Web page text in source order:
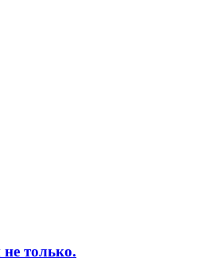
только.